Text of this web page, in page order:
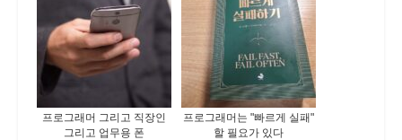
프로그래머 그리고 직장인
그리고 업무용 폰
프로그래머는 "빠르게 실패"
할 필요가 있다